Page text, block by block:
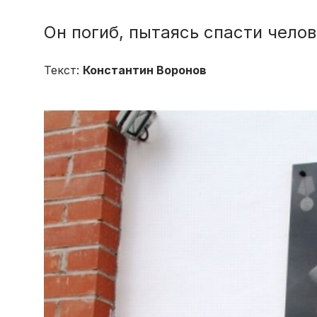
Он погиб, пытаясь спасти
Текст: Константин Воронов